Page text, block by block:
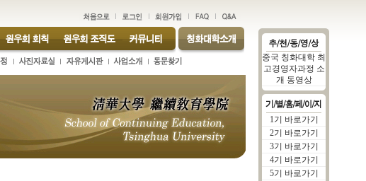
중국 칭화대학 최
고경영자과정 소
개 동영상
1기 바로가기
2기 바로가기
3기 바로가기
4기 바로가기
5기 바로가기